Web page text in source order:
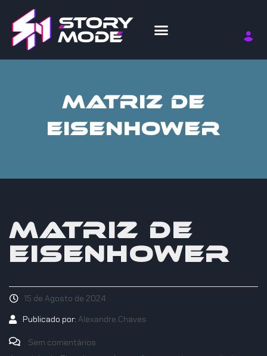
MATRIZ DE
EISENHOWER
MATRIZ DE
EISENHOWER
15 de Agosto de 2024
Publicado por: Alexandre Chaves
Sem comentários